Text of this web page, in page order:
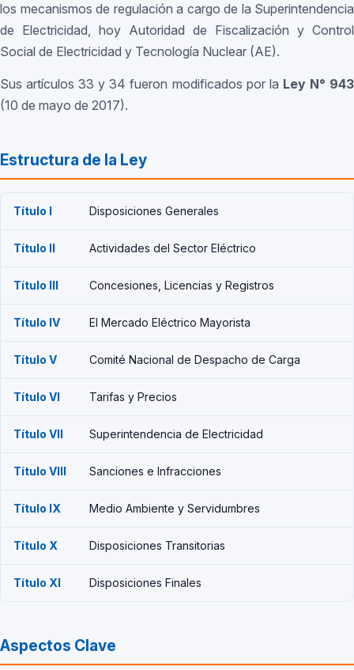
los mecanismos de regulación a cargo de la Superintendencia
de Electricidad, hoy Autoridad de Fiscalización y Control
Social de Electricidad y Tecnología Nuclear (AE).
Sus artículos 33 y 34 fueron modificados por la Ley N° 943
(10 de mayo de 2017).
Estructura de la Ley
Título I Disposiciones Generales
Título II Actividades del Sector Eléctrico
Título III Concesiones, Licencias y Registros
Título IV El Mercado Eléctrico Mayorista
Título V Comité Nacional de Despacho de Carga
Título VI Tarifas y Precios
Título VII Superintendencia de Electricidad
Título VIII Sanciones e Infracciones
Título IX Medio Ambiente y Servidumbres
Título X Disposiciones Transitorias
Título XI Disposiciones Finales
Aspectos Clave